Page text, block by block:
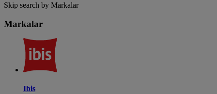
Skip search by Markalar
Markalar
Ibis